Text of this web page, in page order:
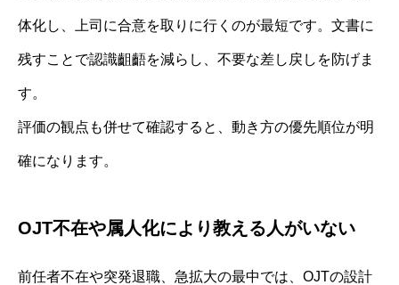
体化し、上司に合意を取りに行くのが最短です。文書に
残すことで認識齟齬を減らし、不要な差し戻しを防げま
す。
評価の観点も併せて確認すると、動き方の優先順位が明
確になります。
OJT不在や属人化により教える人がいない
前任者不在や突発退職、急拡大の最中では、OJTの設計